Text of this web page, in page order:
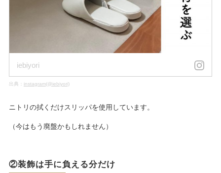
iebiyori
出典： instagram(@iebiyori)
ニトリの拭くだけスリッパを使用しています。
（今はもう廃盤かもしれません）
②装飾は手に負える分だけ